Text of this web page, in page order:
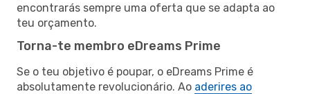
encontrarás sempre uma oferta que se adapta ao
teu orçamento.
Torna-te membro eDreams Prime
Se o teu objetivo é poupar, o eDreams Prime é
absolutamente revolucionário. Ao aderires ao